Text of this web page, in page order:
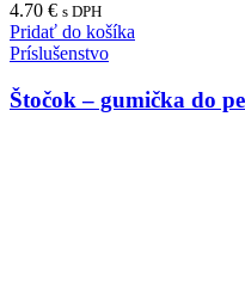
4.70 € s DPH
Pridať do košíka
Príslušenstvo
Štočok – gumička do